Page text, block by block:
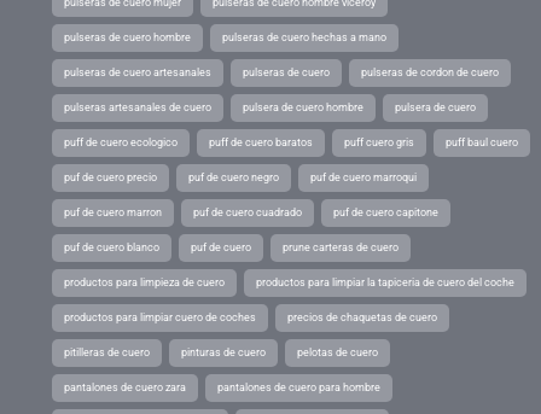
pulseras de cuero mujer pulseras de cuero hombre viceroy
pulseras de cuero hombre pulseras de cuero hechas a mano
pulseras de cuero artesanales pulseras de cuero pulseras de cordon de cuero
pulseras artesanales de cuero pulsera de cuero hombre pulsera de cuero
puff de cuero ecologico puff de cuero baratos puff cuero gris puff baul cuero
puf de cuero precio puf de cuero negro puf de cuero marroqui
puf de cuero marron puf de cuero cuadrado puf de cuero capitone
puf de cuero blanco puf de cuero prune carteras de cuero
productos para limpieza de cuero productos para limpiar la tapiceria de cuero del coche
productos para limpiar cuero de coches precios de chaquetas de cuero
pitilleras de cuero pinturas de cuero pelotas de cuero
pantalones de cuero zara pantalones de cuero para hombre